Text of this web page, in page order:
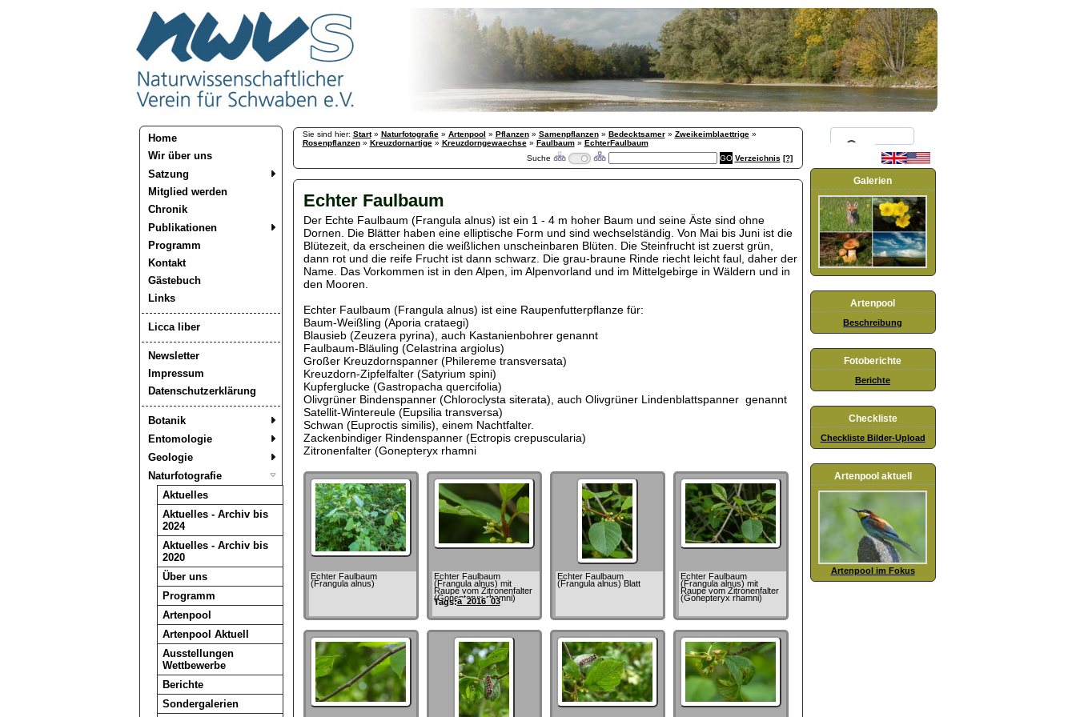
Home
Wir über uns
Satzung
Mitglied werden
Chronik
Publikationen
Programm
Kontakt
Gästebuch
Links
Licca liber
Newsletter
Impressum
Datenschutzerklärung
Botanik
Entomologie
Geologie
Naturfotografie
Aktuelles
Aktuelles - Archiv bis
2024
Aktuelles - Archiv bis
2020
Über uns
Programm
Artenpool
Artenpool Aktuell
Ausstellungen
Wettbewerbe
Berichte
Sondergalerien
Sie sind hier: Start» Naturfotografie» Artenpool » Pflanzen» Samenpflanzen» Bedecktsamer» Zweikeimblaettrige»
Rosenpflanzen» Kreuzdornartige» Kreuzdorngewaechse» Faulbaum» EchterFaulbaum
Suche
Verzeichnis [?]
Echter Faulbaum
Der Echte Faulbaum (Frangula alnus) ist ein 1 - 4 m hoher Baum und seine Äste sind ohne
Dornen. Die Blätter haben eine elliptische Form und sind wechselständig. Von Mai bis Juni ist die
Blütezeit, da erscheinen die weißlichen unscheinbaren Blüten. Die Steinfrucht ist zuerst grün,
dann rot und die reife Frucht ist dann schwarz. Die grau-braune Rinde riecht leicht faul, daher der
Name. Das Vorkommen ist in den Alpen, im Alpenvorland und im Mittelgebirge in Wäldern und in
den Mooren.
Echter Faulbaum (Frangula alnus) ist eine Raupenfutterpflanze für:
Baum-Weißling (Aporia crataegi)
Blausieb (Zeuzera pyrina), auch Kastanienbohrer genannt
Faulbaum-Bläuling (Celastrina argiolus)
Großer Kreuzdornspanner (Philereme transversata)
Kreuzdorn-Zipfelfalter (Satyrium spini)
Kupferglucke (Gastropacha quercifolia)
Olivgrüner Bindenspanner (Chloroclysta siterata), auch Olivgrüner Lindenblattspanner genannt
Satellit-Wintereule (Eupsilia transversa)
Schwan (Euproctis similis), einem Nachtfalter.
Zackenbindiger Rindenspanner (Ectropis crepuscularia)
Zitronenfalter (Gonepteryx rhamni
Echter Faulbaum
(Frangula alnus)
Echter Faulbaum
(Frangula alnus) mit
Raupe vom Zitronenfalter
(Gonepteryx rhamni)
Tags:a_2016_03
Echter Faulbaum
(Frangula alnus) Blatt
Echter Faulbaum
(Frangula alnus) mit
Raupe vom Zitronenfalter
(Gonepteryx rhamni)
Galerien
Artenpool
Beschreibung
Fotoberichte
Berichte
Checkliste
Checkliste Bilder-Upload
Artenpool aktuell
Artenpool im Fokus